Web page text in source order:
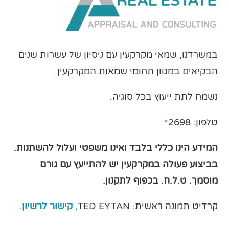
במשרדנו, שמאי מקרקעין עם ניסיון של עשרות שנים
הבקיאים במגוון תחומי שמאות המקרקעין.
נשמח לתת ייעוץ בכל סוגיה.
טלפון: 2698*
המידע הינו כללי בלבד ואינו משפטי ועלול להשתנות.
בביצוע פעולה במקרקעין יש להתייעץ עם גורם
מוסמך. ט.ל.ח. בכפוף לתקנון.
קרדיט תמונה ראשית: TED EYTAN, קישור לרשיון.